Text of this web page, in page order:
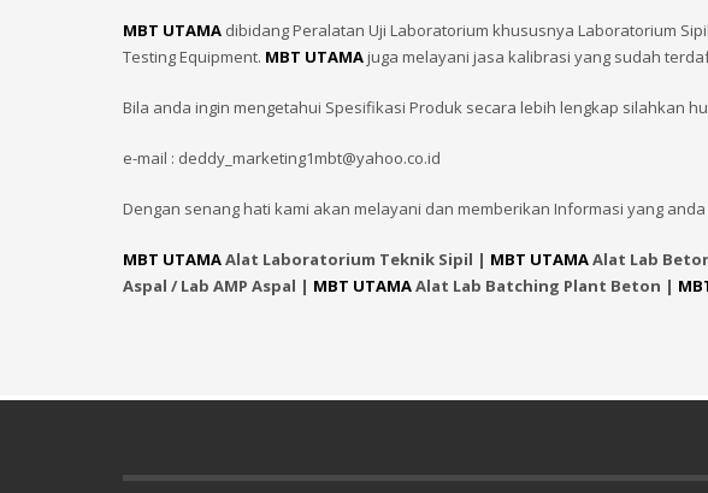
MBT UTAMA dibidang Peralatan Uji Laboratorium khususnya Laboratorium
Testing Equipment. MBT UTAMAjuga melayani jasa kalibrasi yang sudah
Bila anda ingin mengetahui Spesifikasi Produk secara lebih lengkap silahkan
e-mail : deddy_marketing1mbt@yahoo.co.id
Dengan senang hati kami akan melayani dan memberikan Informasi yang
MBT UTAMAAlat Laboratorium Teknik Sipil | MBT UTAMAAlat Lab
Aspal / Lab AMP Aspal | MBT UTAMAAlat Lab Batching Plant Beton |